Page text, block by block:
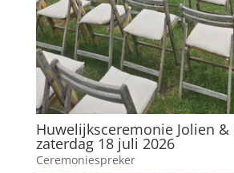
Huwelijksceremonie Jolien &
zaterdag 18 juli 2026
Ceremoniespreker